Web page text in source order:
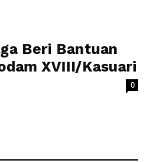
Beri Bantuan
XVIII/Kasuari
0